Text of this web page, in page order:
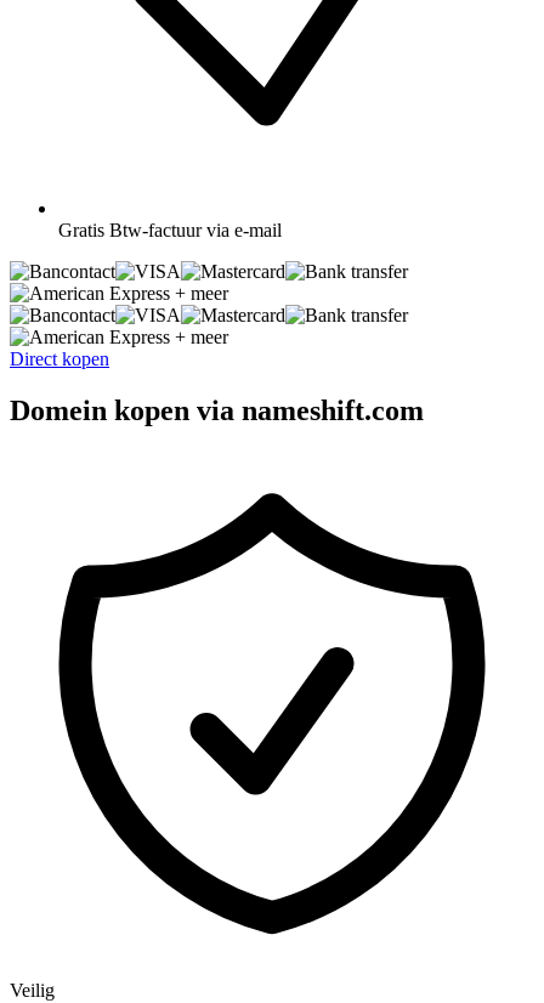
Gratis Btw-factuur via e-mail
+ meer
+ meer
Direct kopen
Domein kopen via nameshift.com
Veilig